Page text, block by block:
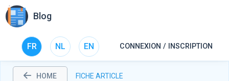
Blog
FR NL EN CONNEXION / INSCRIPTION
HOME FICHE ARTICLE